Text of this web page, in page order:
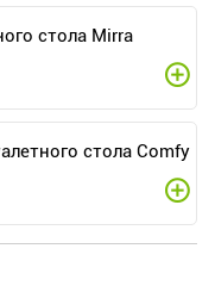
стола Mirra
стола Comfy